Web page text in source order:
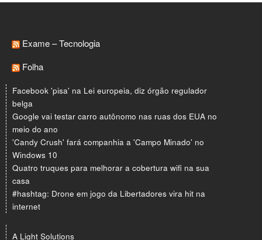
Exame – Tecnologia
Folha
Facebook 'pisa' na Lei europeia, diz órgão regulador
belga
Google vai testar carro autônomo nas ruas dos EUA no
meio do ano
'Candy Crush' fará companhia a 'Campo Minado' no
Windows 10
Quatro truques para melhorar a cobertura wifi na sua
casa
#hashtag: Drone em jogo da Libertadores vira hit na
internet
A Light Solutions